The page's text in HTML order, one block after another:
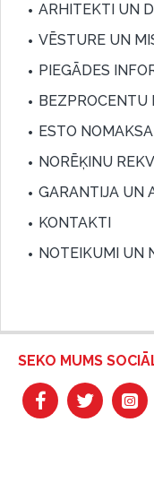
ARHITEKTI UN
VĒSTURE UN
PIEGĀDES
BEZPROCENTU
ESTO NOMAKSA
NORĒĶINU
GARANTIJA UN
KONTAKTI
NOTEIKUMI UN
SEKO MUMS